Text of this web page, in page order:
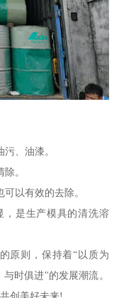
、油漆。
。
以有效的去除。
，是生产模具的清洗溶
原则，保持着“以质为
时俱进"的发展潮流。
创美好未来!